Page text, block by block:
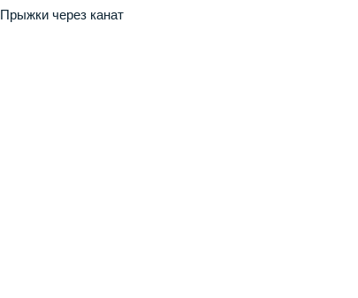
Прыжки через канат